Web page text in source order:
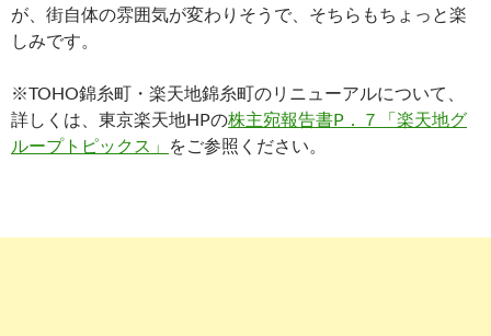
が、街自体の雰囲気が変わりそうで、そちらもちょっと楽
しみです。
※TOHO錦糸町・楽天地錦糸町のリニューアルについて、
詳しくは、東京楽天地HPの株主宛報告書P．７「楽天地グ
ループトピックス」 をご参照ください。